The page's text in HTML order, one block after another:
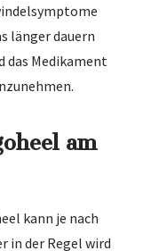
länger dauern
das Medikament
am
kann je nach
in der Regel wird